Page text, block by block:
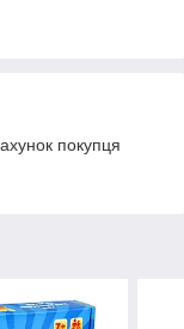
покупця